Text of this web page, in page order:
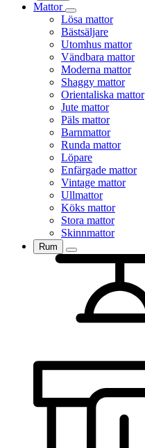
Mattor
Lösa mattor
Bästsäljare
Utomhus mattor
Vändbara mattor
Moderna mattor
Shaggy mattor
Orientaliska mattor
Jute mattor
Päls mattor
Barnmattor
Runda mattor
Löpare
Enfärgade mattor
Vintage mattor
Ullmattor
Köks mattor
Stora mattor
Skinnmattor
Rum